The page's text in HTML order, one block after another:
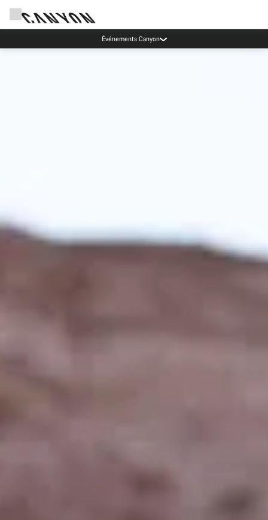
Mise à jour de nos heures de contact